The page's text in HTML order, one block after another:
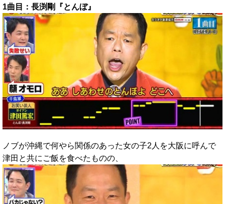
1曲目：長渕剛『とんぼ』
ノブが沖縄で何やら関係のあった女の子2人を大阪に呼んで
津田と共にご飯を食べたものの、